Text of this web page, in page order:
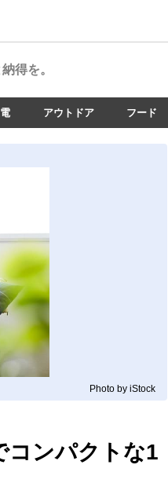
得を。
アウトドア フード
Photo by iStock
コンパクトな1